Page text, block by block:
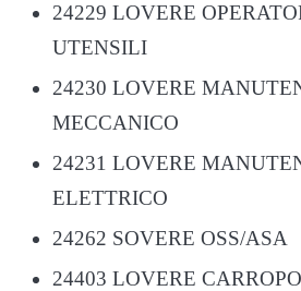
24229 LOVERE
UTENSILI
24230 LOVERE
MECCANICO
24231 LOVERE
ELETTRICO
24262 SOVERE OSS/ASA
24403 LOVERE